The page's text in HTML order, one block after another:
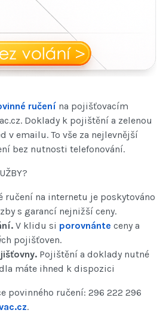
ručení na pojišťovacím
Doklady k pojištění a zelenou
v emailu. To vše za nejlevnější
bez nutnosti telefonování.
ručení na internetu je poskytováno
s garancí nejnižší ceny.
V klidu si porovnánte ceny a
pojišťoven.
Pojištění a doklady nutné
máte ihned k dispozici
povinného ručení: 296 222 296
.